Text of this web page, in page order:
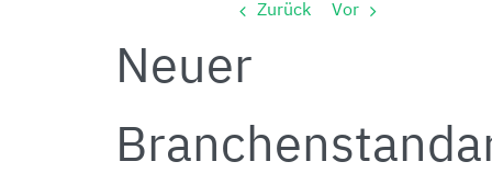
Zurück Vor
Neuer